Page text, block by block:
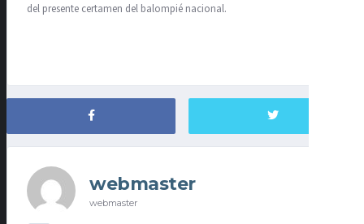
del presente certamen del balompié nacional.
webmaster
webmaster